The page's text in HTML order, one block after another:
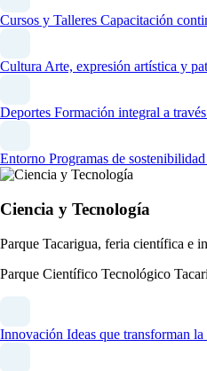
Cursos y Talleres Capacitación
CulturaArte, expresión artística y
Deportes Formación integral a
Entorno Programas de
Ciencia y Tecnología
Parque Tacarigua, feria científica e
Parque Científico Tecnológico
Innovación Ideas que transforman